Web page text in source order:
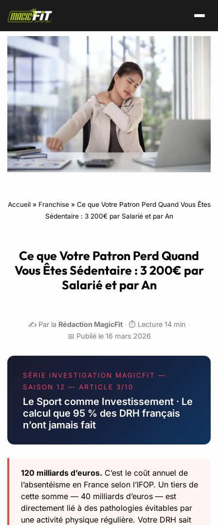
Accueil» Franchise» Ce que Votre Patron Perd Quand Vous Êtes
Sédentaire : 3 200€ par Salarié et par An
Ce que Votre Patron Perd Quand
Vous Êtes Sédentaire : 3 200€ par
Salarié et par An
✍️ Par la Rédaction MagicFit · ⏱️ Lecture 14 min ·
📅 Publié le 16 mars 2026
SÉRIE INVESTIGATION MAGICFIT —
SAISON 12 — ARTICLE 3/10
Le Sport comme Investissement · Le
calcul que 95 % des DRH français
n’ont jamais fait
120 milliards d’euros. C’est le coût annuel de
l’absentéisme en France selon l’IFOP. Un tiers de
cette somme — 40 milliards d’euros — est
directement lié à des pathologies évitables par
une activité physique régulière. Votre DRH sait